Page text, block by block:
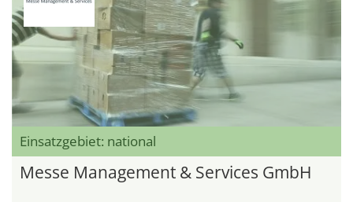
Einsatzgebiet: national
Messe Management & Services GmbH